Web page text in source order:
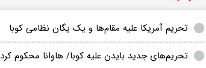
تحریم آمریکا علیه مقام‌ها و یک یگان نظامی کوبا
تحریم‌های جدید بایدن علیه کوبا/ هاوانا محکوم کرد